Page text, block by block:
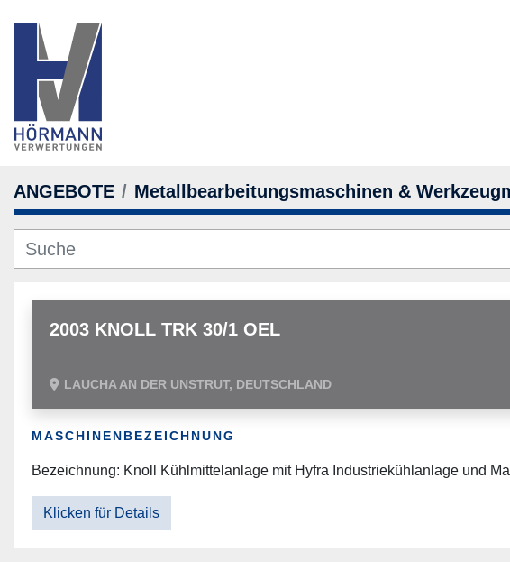
ANGEBOTE Metallbearbeitungsmaschinen &
2003 KNOLL TRK 30/1 OEL
LAUCHA AN DER UNSTRUT, DEUTSCHLAND
MASCHINENBEZEICHNUNG
Bezeichnung: Knoll Kühlmittelanlage mit Hyfra Industriekühlanlage und
Klicken für Details